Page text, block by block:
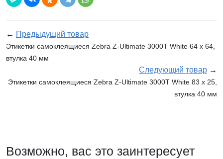
← Предыдущий товар
Этикетки самоклеящиеся Zebra Z-Ultimate 3000T White 64 x 64,
втулка 40 мм
Следующий товар →
Этикетки самоклеящиеся Zebra Z-Ultimate 3000T White 83 x 25,
втулка 40 мм
Возможно, вас это заинтересует